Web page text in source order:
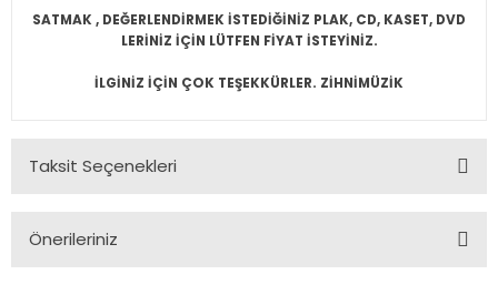
SATMAK , DEĞERLENDİRMEK İSTEDİĞİNİZ PLAK, CD, KASET, DVD
LERİNİZ İÇİN LÜTFEN FİYAT İSTEYİNİZ.
İLGİNİZ İÇİN ÇOK TEŞEKKÜRLER. ZİHNİMÜZİK
Taksit Seçenekleri
Önerileriniz